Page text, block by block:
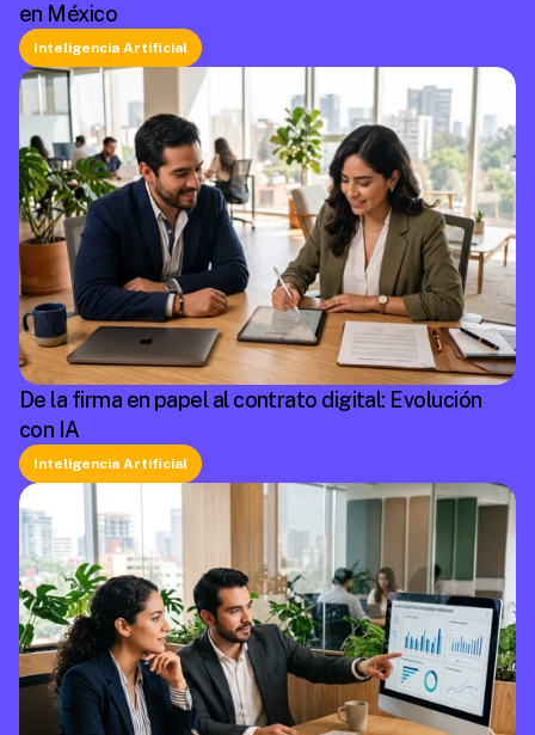
en México
Inteligencia Artificial
De la firma en papel al contrato digital: Evolución
con IA
Inteligencia Artificial